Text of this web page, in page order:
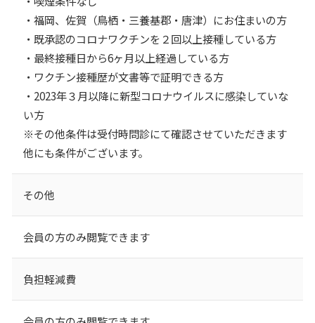
・福岡、佐賀（鳥栖・三養基郡・唐津）にお住まいの方
・既承認のコロナワクチンを２回以上接種している方
・最終接種日から6ヶ月以上経過している方
・ワクチン接種歴が文書等で証明できる方
・2023年３月以降に新型コロナウイルスに感染していな
い方
※その他条件は受付時問診にて確認させていただきます
他にも条件がございます。
その他
会員の方のみ閲覧できます
負担軽減費